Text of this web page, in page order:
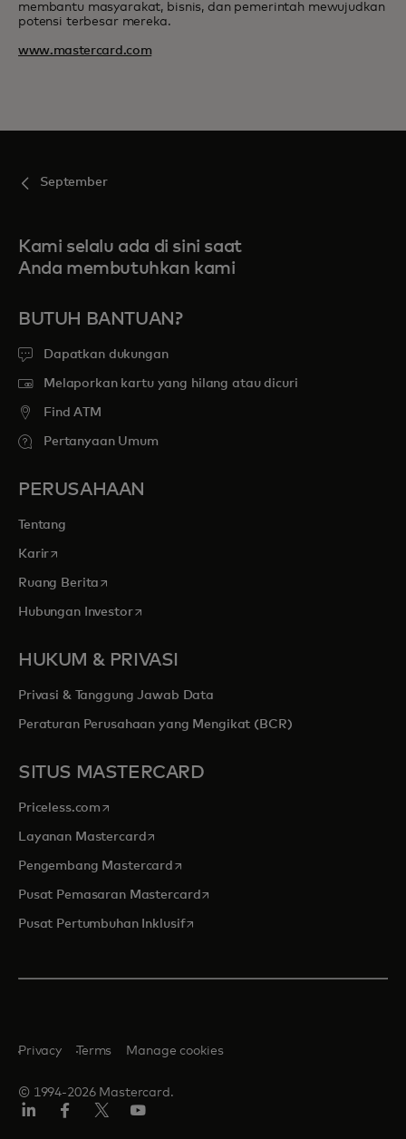
membantu masyarakat, bisnis, dan pemerintah mewujudkan
potensi terbesar mereka.
www.mastercard.com
September
Kami selalu ada di sini saat
Anda membutuhkan kami
BUTUH BANTUAN?
Dapatkan dukungan
Melaporkan kartu yang hilang atau dicuri
Find ATM
Pertanyaan Umum
PERUSAHAAN
Tentang
Kariropens in a new tab
Ruang Berita opens in a new tab
Hubungan Investoropens in a new tab
HUKUM & PRIVASI
Privasi & Tanggung Jawab Data
Peraturan Perusahaan yang Mengikat (BCR)
SITUS MASTERCARD
Priceless.com opens in a new tab
Layanan Mastercardopens in a new tab
Pengembang Mastercard opens in a new tab
Pusat Pemasaran Mastercardopens in a new tab
Pusat Pertumbuhan Inklusifopens in a new tab
© 1994-2026 Mastercard.
Privacy Terms Manage cookies